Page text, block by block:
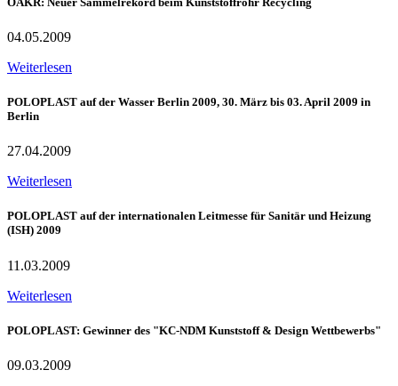
04.05.2009
Weiterlesen
POLOPLAST auf der Wasser Berlin 2009, 30. März bis 03. April 2009 in
Berlin
27.04.2009
Weiterlesen
POLOPLAST auf der internationalen Leitmesse für Sanitär und Heizung
(ISH) 2009
11.03.2009
Weiterlesen
POLOPLAST: Gewinner des "KC-NDM Kunststoff & Design Wettbewerbs"
09.03.2009